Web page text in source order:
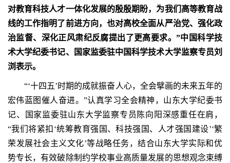
对教育科技人才一体化发展的殷殷期盼，为我们高等教育战
线的工作指明了前进方向，也对高校全面从严治党、强化政
治监督、深化正风肃纪反腐提出了更高要求。”中国科学技
术大学纪委书记、国家监委驻中国科学技术大学监察专员刘
浏表示。
“‘十四五’时期的成就振奋人心，全会擘画的未来五年的
宏伟蓝图催人奋进。”认真学习全会精神，山东大学纪委书
记、国家监委驻山东大学监察专员陈向阳深感重任在肩，
“我们将紧扣‘统筹教育强国、科技强国、人才强国建设’‘繁
荣发展社会主义文化’等战略任务，结合山东大学实际和优
势专长，有效破除制约学校事业高质量发展的思想观念束缚